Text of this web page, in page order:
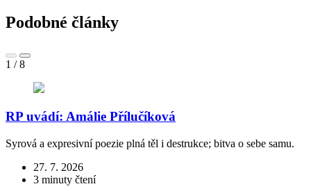
Podobné články
1 /8
RP uvádí: Amálie Přílučíková
Syrová a expresivní poezie plná těl i destrukce; bitva o sebe samu.
27. 7. 2026
3 minuty čtení